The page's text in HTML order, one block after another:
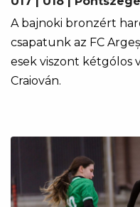
A bajnoki bronzért
csapatunk az FC
esek viszont kétgólos
Craiován.